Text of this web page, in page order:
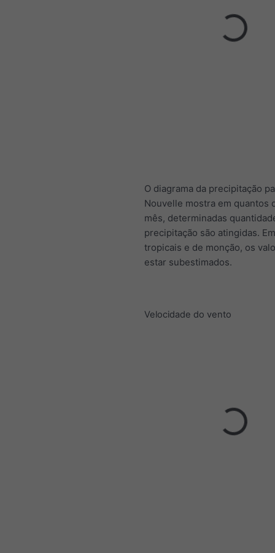
O diagrama da precipitação
Nouvelle mostra em quantos
mês, determinadas
precipitação são atingidas.
tropicais e de monção, os
estar subestimados.
Velocidade do vento